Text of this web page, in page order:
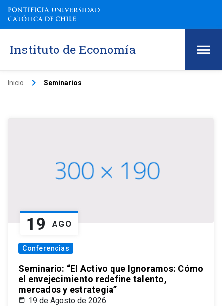
Instituto de Economía
Inicio keyboard_arrow_right Seminarios
19 AGO
Conferencias
Seminario: “El Activo que Ignoramos: Cómo
el envejecimiento redefine talento,
mercados y estrategia”
19 de Agosto de 2026